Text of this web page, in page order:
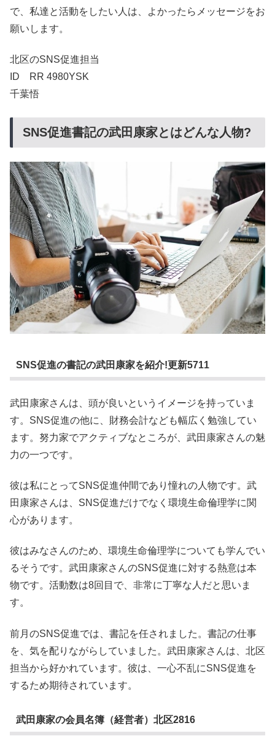
で、私達と活動をしたい人は、よかったらメッセージをお
願いします。
北区のSNS促進担当
ID RR 4980YSK
千葉悟
SNS促進書記の武田康家とはどんな人物?
SNS促進の書記の武田康家を紹介!更新5711
武田康家さんは、頭が良いというイメージを持っていま
す。SNS促進の他に、財務会計なども幅広く勉強してい
ます。努力家でアクティブなところが、武田康家さんの魅
力の一つです。
彼は私にとってSNS促進仲間であり憧れの人物です。武
田康家さんは、SNS促進だけでなく環境生命倫理学に関
心があります。
彼はみなさんのため、環境生命倫理学についても学んでい
るそうです。武田康家さんのSNS促進に対する熱意は本
物です。活動数は8回目で、非常に丁寧な人だと思いま
す。
前月のSNS促進では、書記を任されました。書記の仕事
を、気を配りながらしていました。武田康家さんは、北区
担当から好かれています。彼は、一心不乱にSNS促進を
するため期待されています。
武田康家の会員名簿（経営者）北区2816